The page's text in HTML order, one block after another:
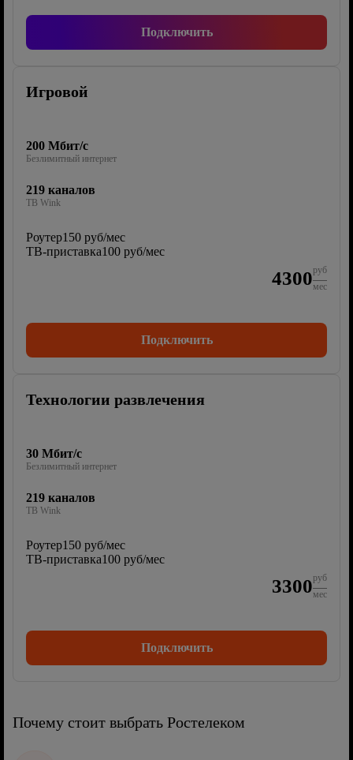
Подключить
Игровой
200 Мбит/с
Безлимитный интернет
219 каналов
ТВ Wink
Роутер150 руб/мес
ТВ-приставка100 руб/мес
4300руб
мес
Подключить
Технологии развлечения
30 Мбит/с
Безлимитный интернет
219 каналов
ТВ Wink
Роутер150 руб/мес
ТВ-приставка100 руб/мес
3300руб
мес
Подключить
Почему стоит выбрать Ростелеком